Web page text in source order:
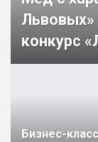
Львовых»
конкурс
Бизнес-